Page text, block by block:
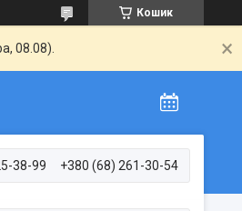
Кошик
08.08).
38-99 +380 (68) 261-30-54